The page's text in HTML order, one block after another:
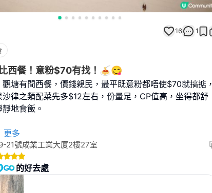
16 1
西餐！意粉$70有找！🍝😋
觀塘有間西餐，價錢親民，最平既意粉都唔使$70就搞掂，
沙律之類配菜先多$12左右，份量足，CP值高，坐得都舒
地食飯。
更多
21號成業工業大廈2樓27室
的好去處